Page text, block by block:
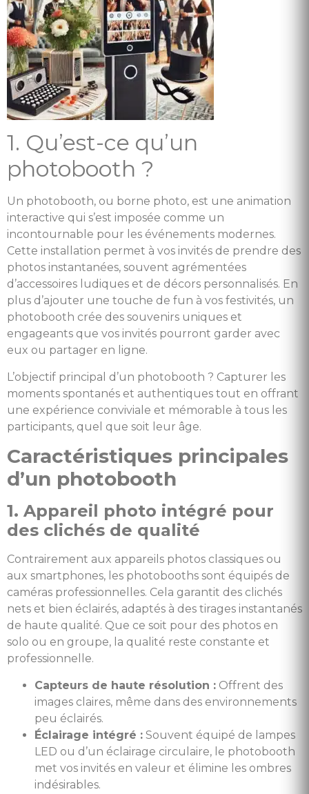
1. Qu’est-ce qu’un
photobooth ?
Un photobooth, ou borne photo, est une animation
interactive qui s’est imposée comme un
incontournable pour les événements modernes.
Cette installation permet à vos invités de prendre des
photos instantanées, souvent agrémentées
d’accessoires ludiques et de décors personnalisés. En
plus d’ajouter une touche de fun à vos festivités, un
photobooth crée des souvenirs uniques et
engageants que vos invités pourront garder avec
eux ou partager en ligne.
L’objectif principal d’un photobooth ? Capturer les
moments spontanés et authentiques tout en offrant
une expérience conviviale et mémorable à tous les
participants, quel que soit leur âge.
Caractéristiques principales
d’un photobooth
1. Appareil photo intégré pour
des clichés de qualité
Contrairement aux appareils photos classiques ou
aux smartphones, les photobooths sont équipés de
caméras professionnelles. Cela garantit des clichés
nets et bien éclairés, adaptés à des tirages instantanés
de haute qualité. Que ce soit pour des photos en
solo ou en groupe, la qualité reste constante et
professionnelle.
Capteurs de haute résolution : Offrent des
images claires, même dans des environnements
peu éclairés.
Éclairage intégré : Souvent équipé de lampes
LED ou d’un éclairage circulaire, le photobooth
met vos invités en valeur et élimine les ombres
indésirables.